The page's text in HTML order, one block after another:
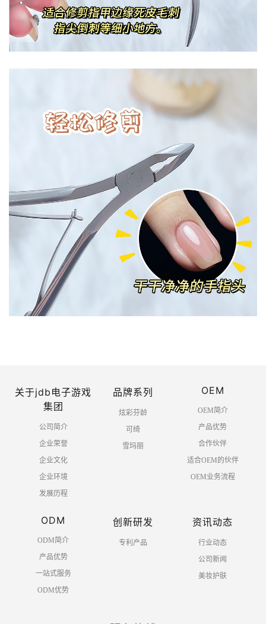
关于jdb电子游戏
集团
公司简介
企业荣誉
企业文化
企业环境
发展历程
品牌系列
炫彩芬龄
可绮
雪玛丽
OEM
OEM简介
产品优势
合作伙伴
适合OEM的伙伴
OEM业务流程
ODM
ODM简介
产品优势
一站式服务
ODM优势
创新研发
专利产品
资讯动态
行业动态
公司新闻
美妆护肤